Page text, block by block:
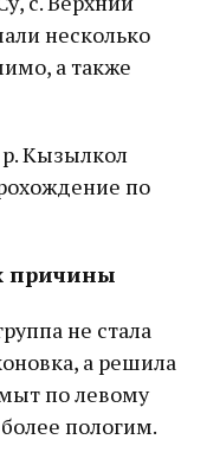
несколько
а также
Кызылкол
по
причины
не стала
а решила
по левому
более пологим.